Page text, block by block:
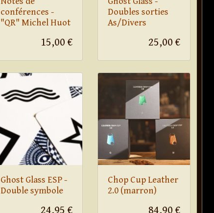
conférences -
"QR" Michel Huot
15,00 €
Doubles sorties
As/Divers
25,00 €
Ghost Glass ESP -
Double symbole
24,95 €
Chop Cup Leather
2.0 (marron)
84,90 €